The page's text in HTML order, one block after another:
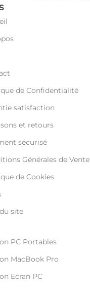
de Confidentialité
satisfaction
et retours
sécurisé
Générales de Vente
de Cookies
site
PC Portables
MacBook Pro
Ecran PC